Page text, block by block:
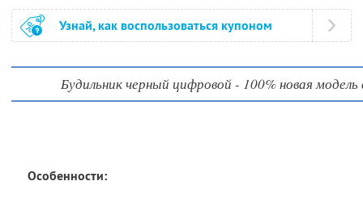
Узнай, как воспользоваться купоном
Будильник черный цифровой - 100% новая
Особенности: